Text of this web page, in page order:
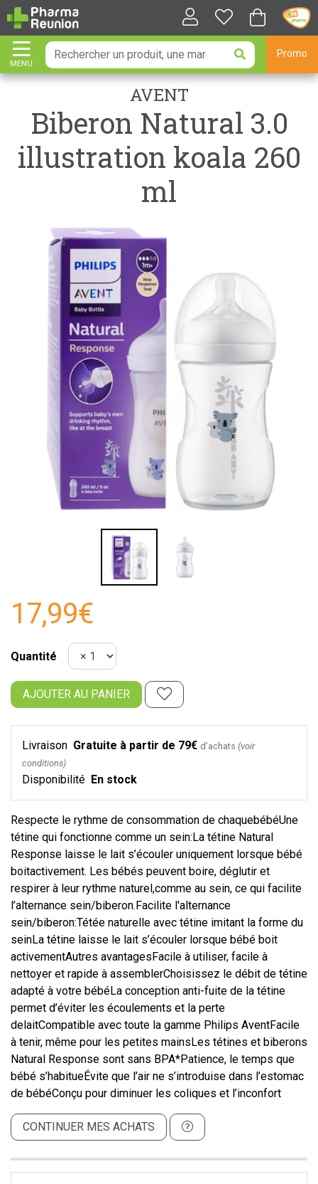
MENU
AFFICHER LA NAVIGATION
Promo
AVENT
Biberon Natural 3.0
illustration koala 260
ml
17,99€
Quantité
AJOUTER AU PANIER
Livraison Gratuite à partir de 79€ d’achats (voir
conditions)
Disponibilité En stock
Respecte le rythme de consommation de chaquebébéUne
tétine qui fonctionne comme un sein:La tétine Natural
Response laisse le lait s’écouler uniquement lorsque bébé
boitactivement. Les bébés peuvent boire, déglutir et
respirer à leur rythme naturel,comme au sein, ce qui facilite
l’alternance sein/biberon.Facilite l'alternance
sein/biberon:Tétée naturelle avec tétine imitant la forme du
seinLa tétine laisse le lait s’écouler lorsque bébé boit
activementAutres avantagesFacile à utiliser, facile à
nettoyer et rapide à assemblerChoisissez le débit de tétine
adapté à votre bébéLa conception anti-fuite de la tétine
permet d’éviter les écoulements et la perte
delaitCompatible avec toute la gamme Philips AventFacile
à tenir, même pour les petites mainsLes tétines et biberons
Natural Response sont sans BPA*Patience, le temps que
bébé s’habitueÉvite que l’air ne s’introduise dans l’estomac
de bébéConçu pour diminuer les coliques et l’inconfort
CONTINUER MES ACHATS